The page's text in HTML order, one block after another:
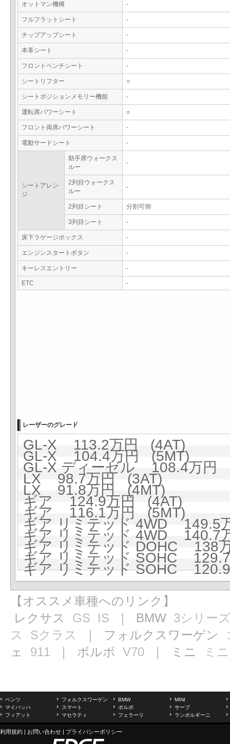
オットマン機構 -
フルフラットシート -
チップアップシート -
本革シート -
フロントベンチシート -
シートリフター ○
シートポジションメモリー機能 -
運転席パワーシート ○
フロント両席パワーシート -
電動サードシート -
シートアレン
ジ
助手席ウォークス
ルー
-
2列目ウォークス
ルー
-
2列目シート 分割可倒
3列目シート -
床下ラゲージボックス -
エンジンスタートボタン -
キーレスエントリー -
ETC -
レーザーのグレード
GL-X 113.2万円 (4AT)
GL-X 104.4万円 (5MT)
GL-X ディーゼル 108.4万円
LX 98.7万円 (3AT)
LX 91.8万円 (4MT)
ギア 124.9万円 (4AT)
ギア 116.1万円 (5MT)
ギア リミテッド 4WD 149.5
ギア リミテッド 4WD 140.7
ギア リミテッド DOHC 138
ギア リミテッド SOHC
ギア リミテッド SOHC
【オススメ車種へのリンク】
レクサス GS IS ｜ BMW 3シリー
ス
Sクラス ｜ フォルクスワーゲン
ェ 911 ｜ ボルボ V70 ｜ ミニ ミニ
ベンツ フォルクスワーゲン BMW
MINI
マイバッハ
スマート ボルボ
サーブ
フィアット
マセラティ フェラーリ ランボルギーニ
利用規約 | お問い合わせ | プライバシーポリシー